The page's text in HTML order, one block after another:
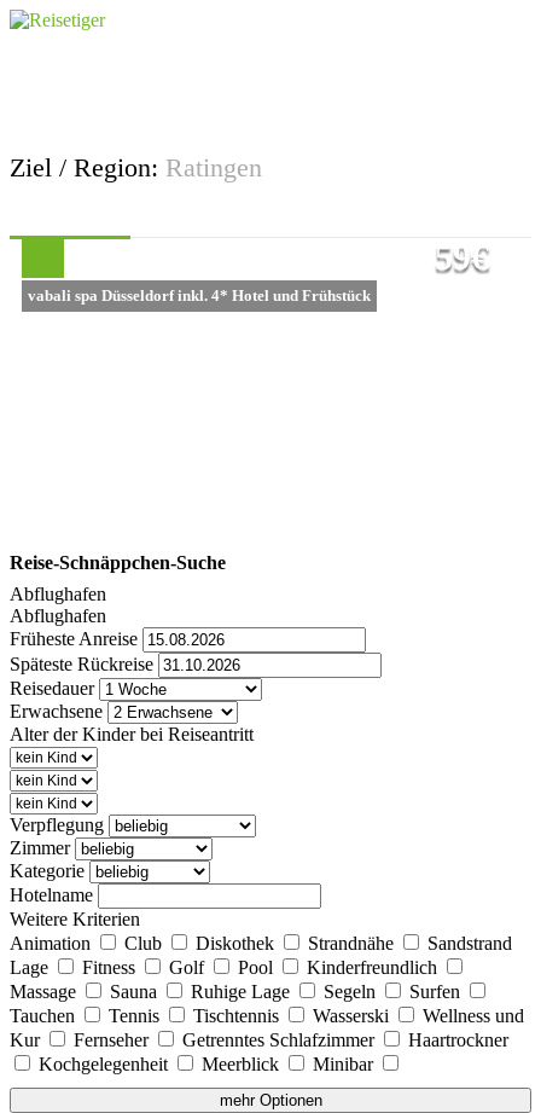
Ziel / Region: Ratingen
vabali spa Düsseldorf inkl. 4* Hotel und Frühstück
59€
Reise-Schnäppchen-Suche
Abflughafen
Abflughafen
Früheste Anreise
Späteste Rückreise
Reisedauer
Erwachsene
Alter der Kinder bei Reiseantritt
Verpflegung
Zimmer
Kategorie
Hotelname
Weitere Kriterien
Animation
Club Diskothek Strandnähe
Sandstrand
Lage
Fitness Golf Pool
Kinderfreundlich
Massage
Sauna Ruhige Lage Segeln
Surfen
Tauchen
Tennis Tischtennis Wasserski
Wellness und
Kur
Fernseher Getrenntes Schlafzimmer
Haartrockner
Kochgelegenheit
Meerblick Minibar
mehr Optionen